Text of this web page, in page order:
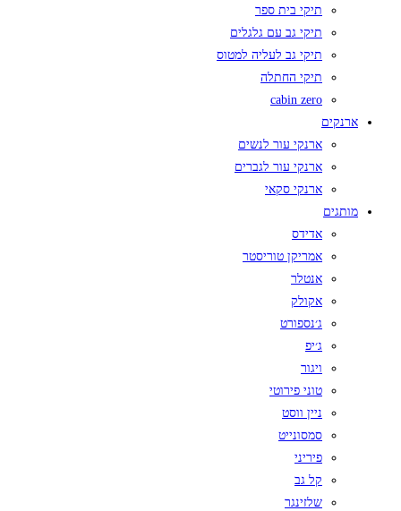
תיקי בית ספר
תיקי גב עם גלגלים
תיקי גב לעליה למטוס
תיקי החתלה
cabin zero
ארנקים
ארנקי עור לנשים
ארנקי עור לגברים
ארנקי סקאי
מותגים
אדידס
אמריקן טוריסטר
אנטלר
אקולק
ג׳נספורט
ג׳יפ
ויגור
טוני פירוטי
ניין ווסט
סמסונייט
פיריני
קל גב
שלזינגר